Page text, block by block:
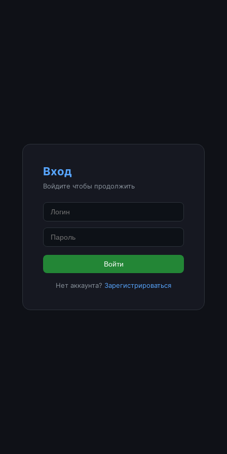
Вход
Войдите чтобы продолжить
Войти
Нет аккаунта? Зарегистрироваться